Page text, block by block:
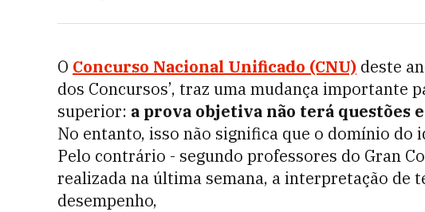
O Concurso Nacional Unificado (CNU) deste
dos Concursos’, traz uma mudança importante
superior: a prova objetiva não terá questões
No entanto, isso não significa que o domínio do
Pelo contrário - segundo professores do Gran
realizada na última semana, a interpretação de
desempenho,